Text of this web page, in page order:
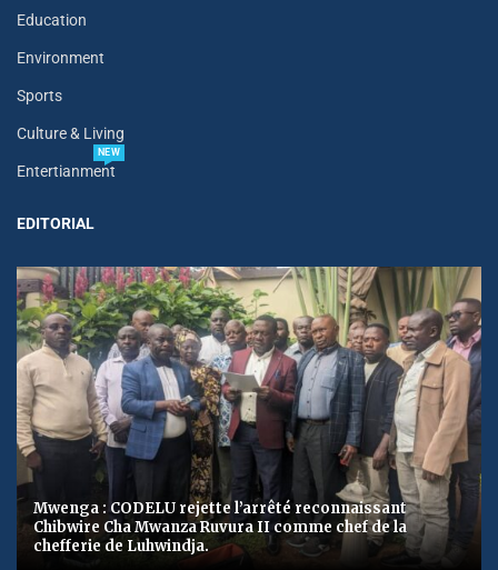
Education
Environment
Sports
Culture & Living
Entertianment
NEW
EDITORIAL
Mwenga : CODELU rejette l’arrêté reconnaissant
Chibwire Cha Mwanza Ruvura II comme chef de la
chefferie de Luhwindja.